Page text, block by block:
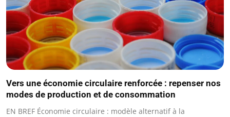
Vers une économie circulaire renforcée : repenser nos
modes de production et de consommation
EN BREF Économie circulaire : modèle alternatif à la